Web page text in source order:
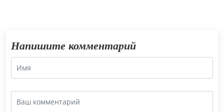
Напишите комментарий